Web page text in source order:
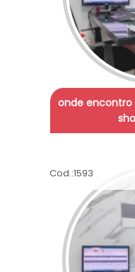
onde
Cod.:1593